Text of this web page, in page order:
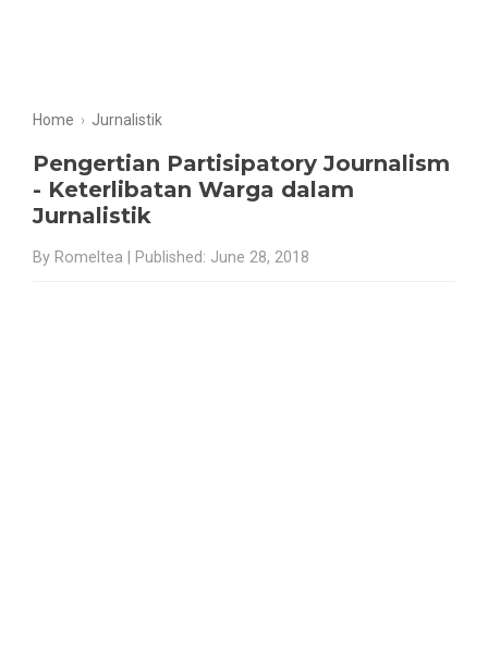
Home › Jurnalistik
Pengertian Partisipatory Journalism
- Keterlibatan Warga dalam
Jurnalistik
By Romeltea | Published: June 28, 2018